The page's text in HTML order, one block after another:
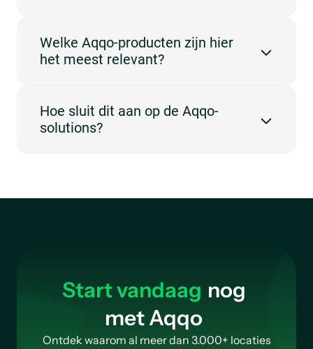
beschikbaarheid, gebruikers en administratie centraal
willen beheren.
Welke Aqqo-producten zijn hier
het meest relevant?
Management, Customer Management, Invoicing,
Online Payments.
Hoe sluit dit aan op de Aqqo-
solutions?
Start vandaag nog
met Aqqo
Ontdek waarom al meer dan 3.000+ locaties